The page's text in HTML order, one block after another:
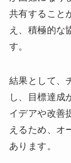
共有すること
え、積極的な
す。
結果として、
し、目標達成
イデアや改善
えるため、オ
あります。